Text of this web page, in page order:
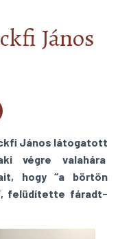
János
János látogatott
végre valahára
hogy “a börtön
felüdítette fáradt-